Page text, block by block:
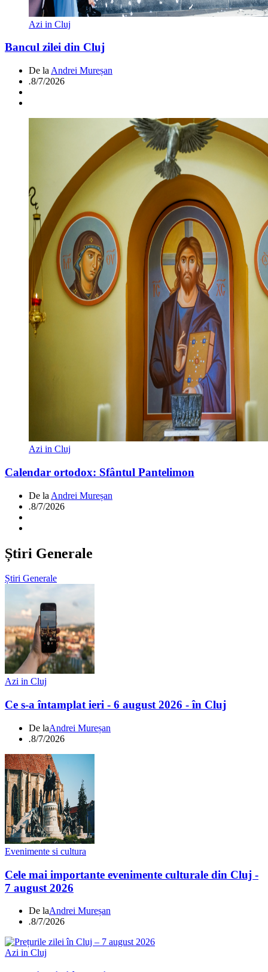
Azi in Cluj
Bancul zilei din Cluj
De la Andrei Mureșan
.8/7/2026
Azi in Cluj
Calendar ortodox: Sfântul Pantelimon
De la Andrei Mureșan
.8/7/2026
Știri Generale
Știri Generale
Azi in Cluj
Ce s-a întamplat ieri - 6 august 2026 - în Cluj
De laAndrei Mureșan
.8/7/2026
Evenimente si cultura
Cele mai importante evenimente culturale din Cluj -
7 august 2026
De laAndrei Mureșan
.8/7/2026
Azi in Cluj